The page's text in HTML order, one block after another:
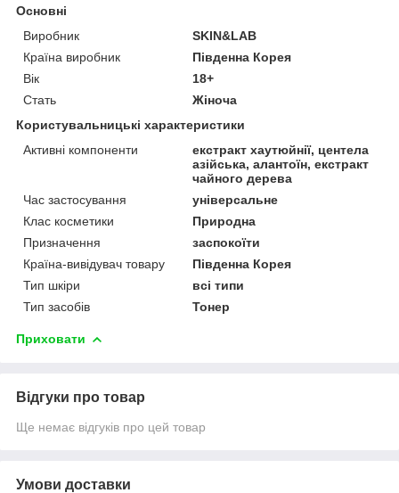
Основні
Виробник
SKIN&LAB
Країна виробник
Південна Корея
Вік
18+
Стать
Жіноча
Користувальницькі характеристики
Активні компоненти
екстракт хаутюйнії, центела
азійська, алантоїн, екстракт
чайного дерева
Час застосування
універсальне
Клас косметики
Природна
Призначення
заспокоїти
Країна-вивідувач товару
Південна Корея
Тип шкіри
всі типи
Тип засобів
Тонер
Приховати
Відгуки про товар
Ще немає відгуків про цей товар
Умови доставки